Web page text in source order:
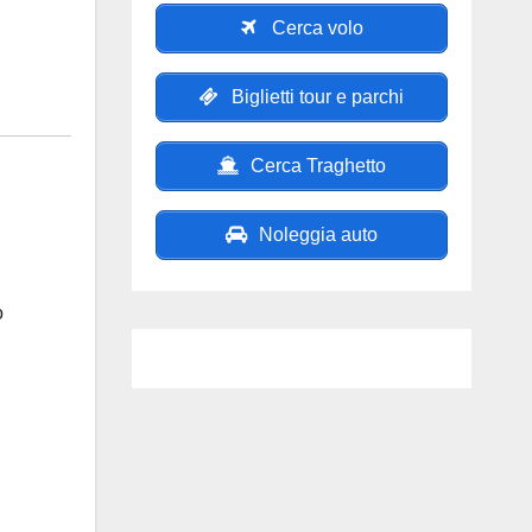
Cerca volo
Biglietti tour e parchi
Cerca Traghetto
Noleggia auto